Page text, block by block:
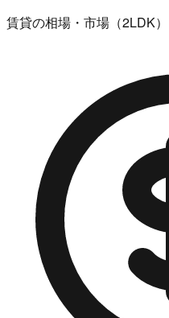
賃貸の相場・市場（2LDK）